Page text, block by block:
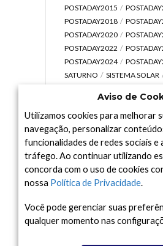
POSTADAY2015
POSTADAY2018
POSTADAY2020
POSTADAY2022
POSTADAY2024
SATURNO
SISTEMA SOLAR
UNIVERSO
VÍDEO
Arquivo
Arquivo
Aviso de
Utilizamos cookies para melhorar
navegação, personalizar
funcionalidades de redes sociais e
tráfego. Ao continuar utilizando
concorda com o uso de cookies
nossa Política de Privacidade.
Você pode gerenciar suas
qualquer momento nas